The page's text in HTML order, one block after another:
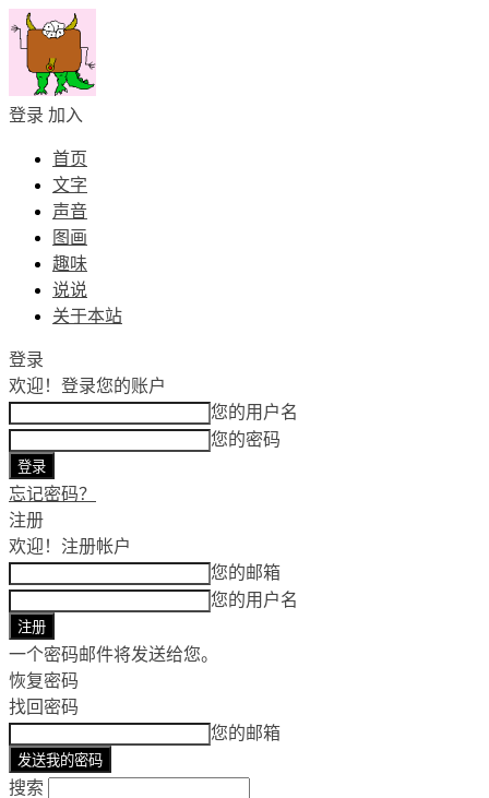
登录 加入
首页
文字
声音
图画
趣味
说说
关于本站
登录
欢迎！ 登录您的账户
您的用户名
您的密码
忘记密码？
注册
欢迎！ 注册帐户
您的邮箱
您的用户名
一个密码邮件将发送给您。
恢复密码
找回密码
您的邮箱
搜索